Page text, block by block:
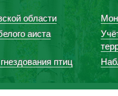
области
аиста
птиц